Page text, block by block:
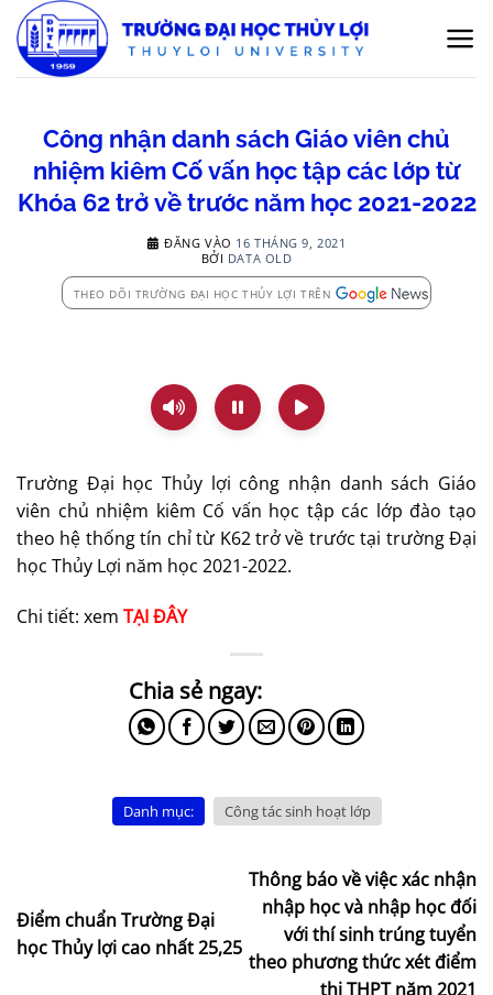
qua
nội
Công nhận danh sách Giáo viên chủ
nhiệm kiêm Cố vấn học tập các lớp từ
Khóa 62 trở về trước năm học 2021-2022
ĐĂNG VÀO 16 THÁNG 9, 2021
BỞI DATA OLD
THEO DÕI TRƯỜNG ĐẠI HỌC THỦY LỢI TRÊN
Trường Đại học Thủy lợi công nhận danh sách Giáo
viên chủ nhiệm kiêm Cố vấn học tập các lớp đào tạo
theo hệ thống tín chỉ từ K62 trở về trước tại trường Đại
học Thủy Lợi năm học 2021-2022.
Chi tiết: xem TẠI ĐÂY
Danh mục: Công tác sinh hoạt lớp
Điểm chuẩn Trường Đại
học Thủy lợi cao nhất 25,25
Thông báo về việc xác nhận
nhập học và nhập học đối
với thí sinh trúng tuyển
theo phương thức xét điểm
thi THPT năm 2021